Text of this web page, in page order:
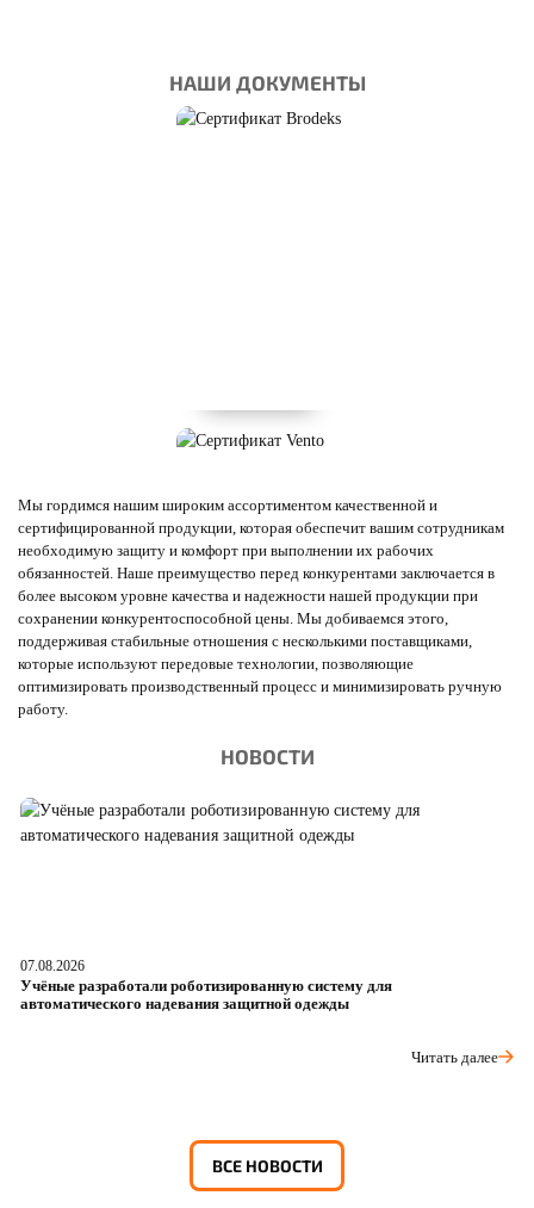
НАШИ ДОКУМЕНТЫ
Мы гордимся нашим широким ассортиментом качественной и
сертифицированной продукции, которая обеспечит вашим сотрудникам
необходимую защиту и комфорт при выполнении их рабочих
обязанностей. Наше преимущество перед конкурентами заключается в
более высоком уровне качества и надежности нашей продукции при
сохранении конкурентоспособной цены. Мы добиваемся этого,
поддерживая стабильные отношения с несколькими поставщиками,
которые используют передовые технологии, позволяющие
оптимизировать производственный процесс и минимизировать ручную
работу.
НОВОСТИ
07.08.2026
Учёные разработали роботизированную систему для
автоматического надевания защитной одежды
Читать далее
ВСЕ НОВОСТИ